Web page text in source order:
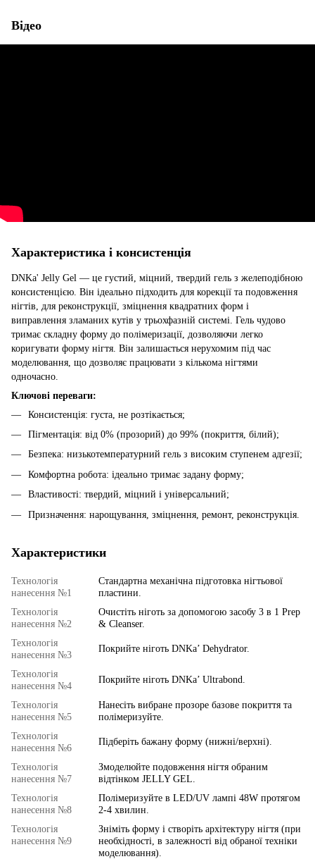
Відео
Характеристика і консистенція
DNKa' Jelly Gel — це густий, міцний, твердий гель з желеподібною
консистенцією. Він ідеально підходить для корекції та подовження
нігтів, для реконструкції, зміцнення квадратних форм і
виправлення зламаних кутів у трьохфазній системі. Гель чудово
тримає складну форму до полімеризації, дозволяючи легко
коригувати форму нігтя. Він залишається нерухомим під час
моделювання, що дозволяє працювати з кількома нігтями
одночасно.
Ключові переваги:
Консистенція: густа, не розтікається;
Пігментація: від 0% (прозорий) до 99% (покриття, білий);
Безпека: низькотемпературний гель з високим ступенем адгезії;
Комфортна робота: ідеально тримає задану форму;
Властивості: твердий, міцний і універсальний;
Призначення: нарощування, зміцнення, ремонт, реконструкція.
Характеристики
Технологія
нанесення №1
Стандартна механічна підготовка нігтьової
пластини.
Технологія
нанесення №2
Очистіть ніготь за допомогою засобу 3 в 1 Prep
& Cleanser.
Технологія
нанесення №3
Покрийте ніготь DNKa’ Dehydrator.
Технологія
нанесення №4
Покрийте ніготь DNKa’ Ultrabond.
Технологія
нанесення №5
Нанесіть вибране прозоре базове покриття та
полімеризуйте.
Технологія
нанесення №6
Підберіть бажану форму (нижні/верхні).
Технологія
нанесення №7
Змоделюйте подовження нігтя обраним
відтінком JELLY GEL.
Технологія
нанесення №8
Полімеризуйте в LED/UV лампі 48W протягом
2-4 хвилин.
Технологія
нанесення №9
Зніміть форму і створіть архітектуру нігтя (при
необхідності, в залежності від обраної техніки
моделювання).